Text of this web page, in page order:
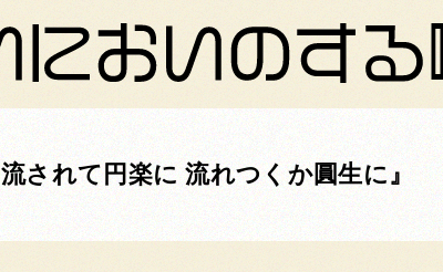
流されて円楽に 流れつくか圓生に